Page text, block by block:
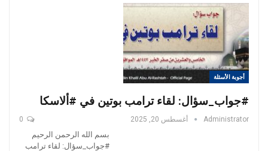
أجوبة الأسئلة
#جواب_سؤال: لقاء ترامب بوتين في #ألاسكا
Administrator أغسطس 20, 2025
بسم الله الرحمن الرحيم
#جواب_سؤال: لقاء ترامب